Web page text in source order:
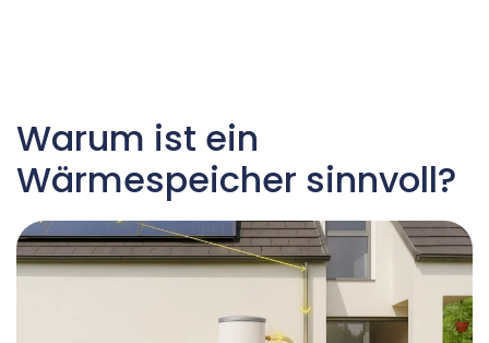
Warum ist ein
Wärmespeicher sinnvoll?